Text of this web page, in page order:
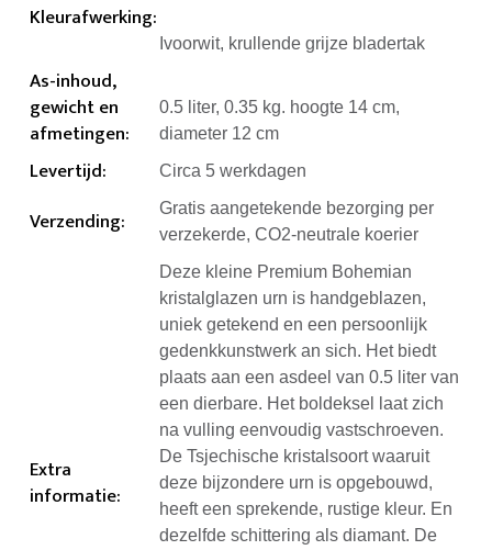
Kleurafwerking:
Ivoorwit, krullende grijze bladertak
As-inhoud,
gewicht en
afmetingen:
0.5 liter, 0.35 kg. hoogte 14 cm,
diameter 12 cm
Levertijd: Circa 5 werkdagen
Verzending:
Gratis aangetekende bezorging per
verzekerde, CO2-neutrale koerier
Extra
informatie:
Deze kleine Premium Bohemian
kristalglazen urn is handgeblazen,
uniek getekend en een persoonlijk
gedenkkunstwerk an sich. Het biedt
plaats aan een asdeel van 0.5 liter van
een dierbare. Het boldeksel laat zich
na vulling eenvoudig vastschroeven.
De Tsjechische kristalsoort waaruit
deze bijzondere urn is opgebouwd,
heeft een sprekende, rustige kleur. En
dezelfde schittering als diamant. De